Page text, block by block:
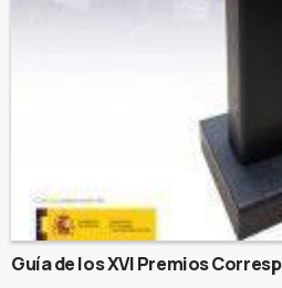
Guía de los XVI Premios